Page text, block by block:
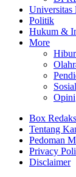
Universitas
Politik
Hukum &
More
Opini
Box
Tentang
Pedoman
Privacy
Disclaimer